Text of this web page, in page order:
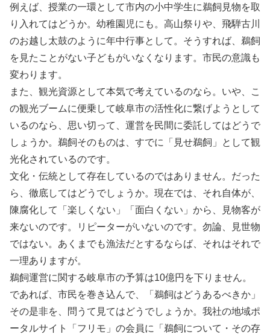
例えば、授業の一環として市内の小中学生に鵜飼見物を取
り入れてはどうか。幼稚園児にも。高山祭りや、飛騨古川
のお越し太鼓のように年中行事として。そうすれば、鵜飼
を見たことがない子どもがいなくなります。市民の意識も
変わります。
また、観光資源として本気で考えているのなら。いや、こ
の観光ブームに便乗して岐阜市の活性化に繋げようとして
いるのなら、思い切って、運営を民間に委託してはどうで
しょうか。鵜飼そのものは、すでに「見せ鵜飼」として観
光化されているのです。
文化・伝統として存在しているのではありません。だった
ら、徹底してはどうでしょうか。現在では、それ自体が、
陳腐化して「楽しくない」「面白くない」から、見物客が
来ないのです。リピーターがいないのです。勿論、見世物
ではない。あくまでも漁法だとするならば、それはそれで
一理ありますが。
鵜飼運営に関する岐阜市の予算は10億円を下りません。
であれば、市民を巻き込んで、「鵜飼はどうあるべきか」
その是非を、問うて見てはどうでしょうか。我社の地域ポ
ータルサイト「フリモ」の会員に「鵜飼について・その存